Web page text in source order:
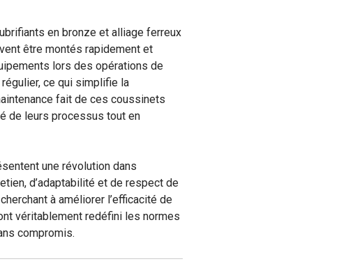
en bronze et alliage ferreux
être montés rapidement et
lors des opérations de
ce qui simplifie la
fait de ces coussinets
de leurs processus tout en
une révolution dans
d’adaptabilité et de respect de
à améliorer l’efficacité de
véritablement redéfini les normes
compromis.